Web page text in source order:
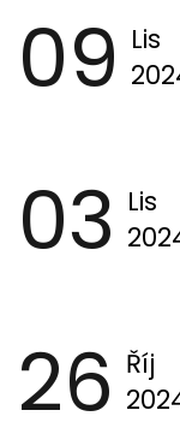
09 Lis
03 Lis
26 Říj